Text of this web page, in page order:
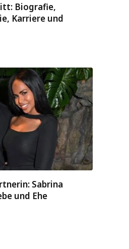
Biografie,
Karriere und
Sabrina
und Ehe